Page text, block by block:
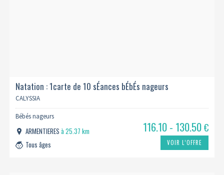
Natation : 1carte de 10 sÉances bÉbÉs nageurs
CALYSSIA
Bébés nageurs
ARMENTIERESà 25.37 km
Tous âges
116.10 - 130.50€
VOIR L’OFFRE